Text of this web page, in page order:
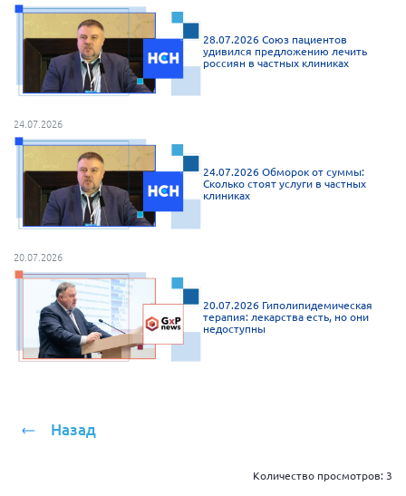
28.07.2026 Союз пациентов
удивился предложению лечить
россиян в частных клиниках
24.07.2026
24.07.2026 Обморок от суммы:
Сколько стоят услуги в частных
клиниках
20.07.2026
20.07.2026 Гиполипидемическая
терапия: лекарства есть, но они
недоступны
Назад
Количество просмотров: 3